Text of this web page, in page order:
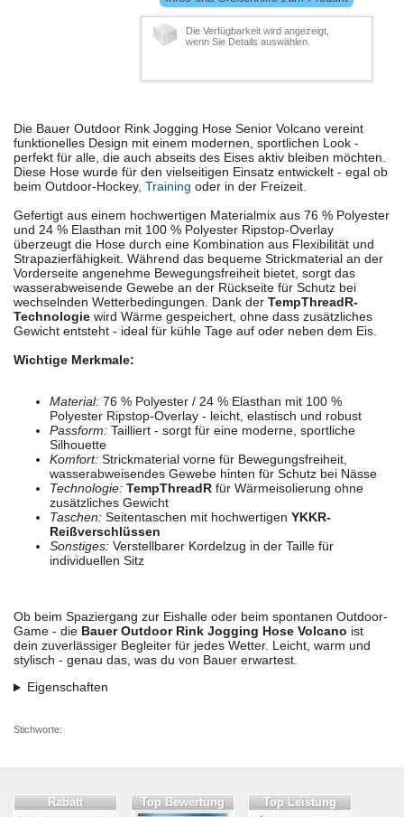
Die Verfügbarkeit wird angezeigt,
wenn Sie Details auswählen.
Die Bauer Outdoor Rink Jogging Hose Senior Volcano vereint
funktionelles Design mit einem modernen, sportlichen Look -
perfekt für alle, die auch abseits des Eises aktiv bleiben möchten.
Diese Hose wurde für den vielseitigen Einsatz entwickelt - egal ob
beim Outdoor-Hockey, Training oder in der Freizeit.
Gefertigt aus einem hochwertigen Materialmix aus 76 % Polyester
und 24 % Elasthan mit 100 % Polyester Ripstop-Overlay
überzeugt die Hose durch eine Kombination aus Flexibilität und
Strapazierfähigkeit. Während das bequeme Strickmaterial an der
Vorderseite angenehme Bewegungsfreiheit bietet, sorgt das
wasserabweisende Gewebe an der Rückseite für Schutz bei
wechselnden Wetterbedingungen. Dank der TempThreadR-
Technologie wird Wärme gespeichert, ohne dass zusätzliches
Gewicht entsteht - ideal für kühle Tage auf oder neben dem Eis.
Wichtige Merkmale:
Material: 76 % Polyester / 24 % Elasthan mit 100 %
Polyester Ripstop-Overlay - leicht, elastisch und robust
Passform: Tailliert - sorgt für eine moderne, sportliche
Silhouette
Komfort: Strickmaterial vorne für Bewegungsfreiheit,
wasserabweisendes Gewebe hinten für Schutz bei Nässe
Technologie: TempThreadR für Wärmeisolierung ohne
zusätzliches Gewicht
Taschen: Seitentaschen mit hochwertigen YKKR-
Reißverschlüssen
Sonstiges: Verstellbarer Kordelzug in der Taille für
individuellen Sitz
Ob beim Spaziergang zur Eishalle oder beim spontanen Outdoor-
Game - die Bauer Outdoor Rink Jogging Hose Volcano ist
dein zuverlässiger Begleiter für jedes Wetter. Leicht, warm und
stylisch - genau das, was du von Bauer erwartest.
Eigenschaften
Stichworte:
Rabatt Top Bewertung Top Leistung